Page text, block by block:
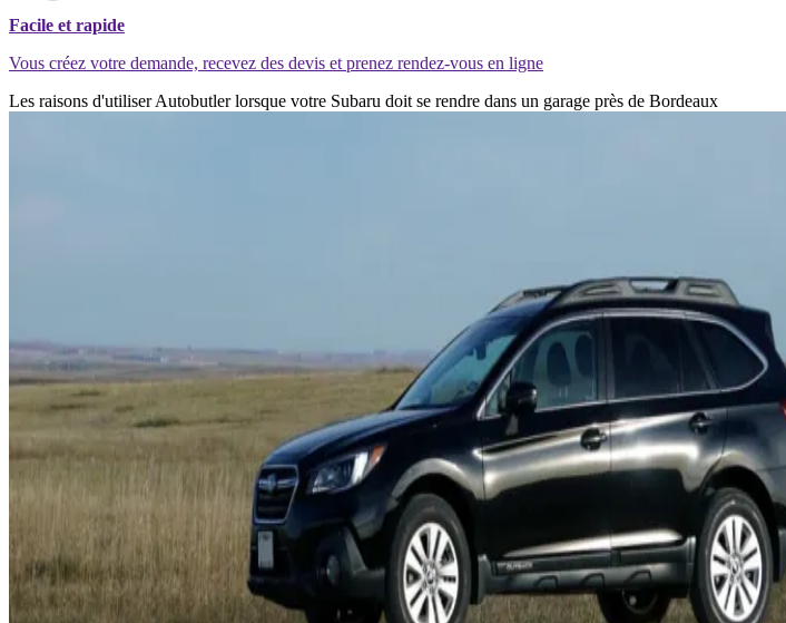
Facile et rapide
Vous créez votre demande, recevez des devis et prenez rendez-vous en ligne
Les raisons d'utiliser Autobutler lorsque votre Subaru doit se rendre dans un garage près de Bordeaux